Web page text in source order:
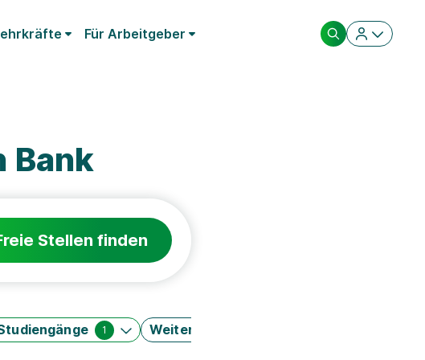
Für Arbeitgeber
Bank
Stellen finden
1 Weitere Filter